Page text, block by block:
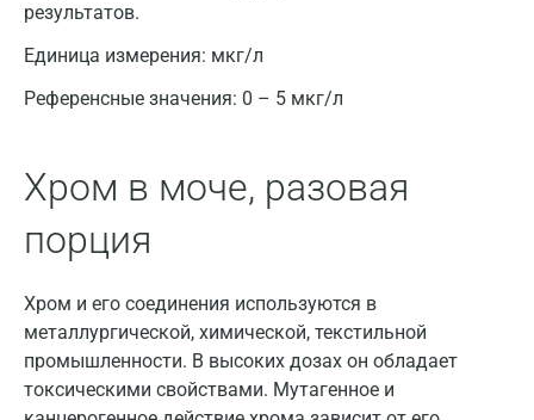
результатов.
Единица измерения: мкг/л
Референсные значения: 0 – 5 мкг/л
Хром в моче, разовая
порция
Хром и его соединения используются в
металлургической, химической, текстильной
промышленности. В высоких дозах он обладает
токсическими свойствами. Мутагенное и
Брянск
Великий Новгород
Видное